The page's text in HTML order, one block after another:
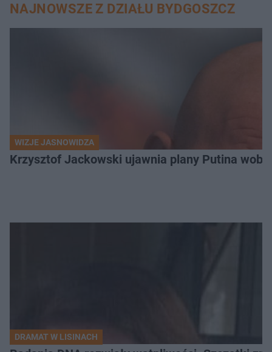
NAJNOWSZE Z DZIAŁU BYDGOSZCZ
WIZJE JASNOWIDZA
Krzysztof Jackowski ujawnia plany Putina
DRAMAT W LISINACH